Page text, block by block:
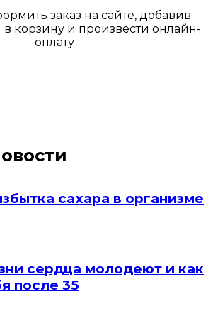
заказ на сайте, добавив
корзину и произвести онлайн-
оплату
сахара в организме
сердца молодеют и как
после 35